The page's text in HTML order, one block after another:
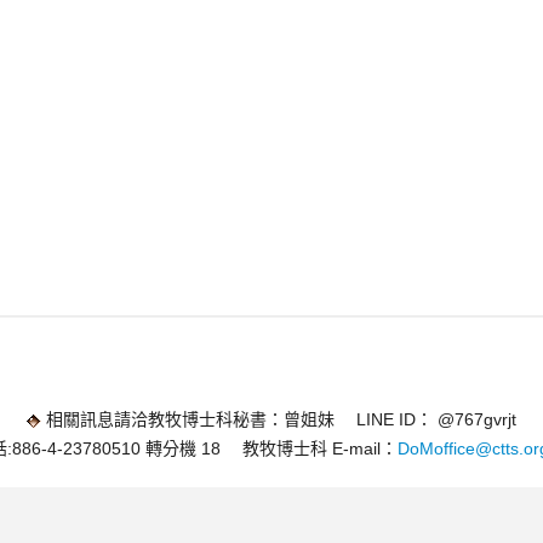
相關訊息請洽教牧博士科秘書：曾姐妹 LINE ID： @767gvrjt
:886-4-23780510 轉分機 18 教牧博士科 E-mail：